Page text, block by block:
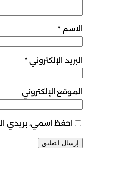
الاسم *
البريد الإلكتروني *
الموقع الإلكتروني
احفظ اسمي، بريدي